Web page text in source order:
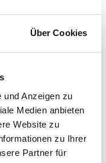
Über Cookies
und Anzeigen zu
Medien anbieten
Website zu
zu Ihrer
Partner für
und ist lösemittelfrei.